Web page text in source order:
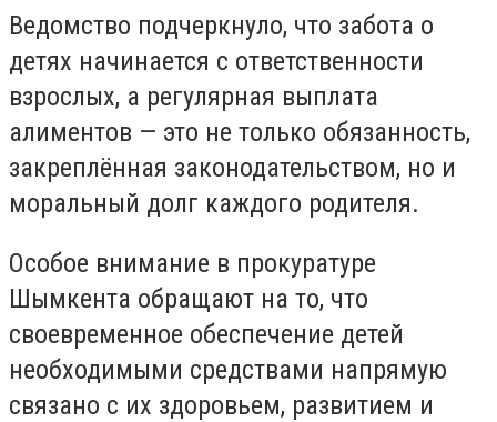
Ведомство подчеркнуло, что забота о
детях начинается с ответственности
взрослых, а регулярная выплата
алиментов — это не только обязанность,
закреплённая законодательством, но и
моральный долг каждого родителя.
Особое внимание в прокуратуре
Шымкента обращают на то, что
своевременное обеспечение детей
необходимыми средствами напрямую
связано с их здоровьем, развитием и